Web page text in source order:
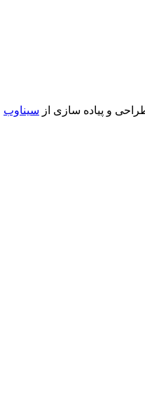
و پیاده سازی از سیناوب